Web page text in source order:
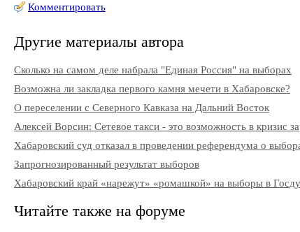
Комментировать
Другие материалы автора
Сколько на самом деле набрала "Единая Россия" на выборах
Возможна ли закладка первого камня мечети в Хабаровске?
О переселении с Северного Кавказа на Дальний Восток
Алексей Ворсин: Сетевое такси - это возможность в кризис
Хабаровский суд отказал в проведении референдума о
Запрогнозированный результат выборов
Хабаровский край «нарежут» «ромашкой» на выборы в
Читайте также на форуме